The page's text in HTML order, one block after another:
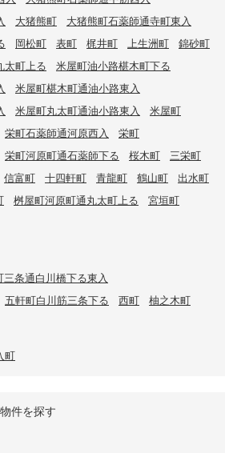
大猪熊町
大猪熊町石薬師通寺町東入
岡松町 表町 梶井町 上生洲町
錦砂町
太町上る
米屋町油小路椹木町下る
米屋町椹木町通油小路東入
米屋町丸太町通油小路東入
米屋町
栄町石薬師通河原西入
栄町
栄町河原町通石薬師下る 桜木町
三栄町
信富町 十四軒町 青龍町 鶴山町
出水町
桝屋町河原町通丸太町上る
宮垣町
三条通白川橋下る東入
五軒町白川筋三条下る 西町 柚之木町
町
件を探す